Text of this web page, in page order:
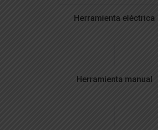
Herramienta eléctrica
Herramienta manual